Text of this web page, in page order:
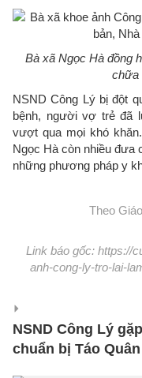
Bà xã Ngọc Hà đồng
chữa
NSND Công Lý bị đột
bệnh, người vợ trẻ đã
vượt qua mọi khó
Ngọc Hà còn nhiều đưa
những phương pháp y
Theo
Link báo gốc: https://
anh-cong-ly-tro-lai-
NSND Công Lý
chuẩn bị Táo